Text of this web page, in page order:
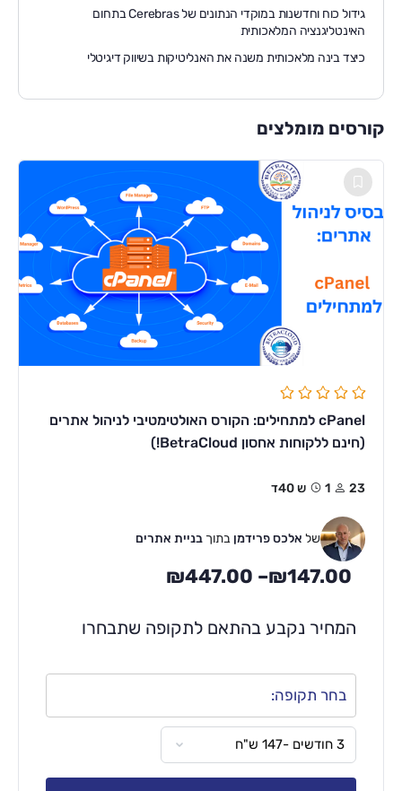
גידול כוח וחדשנות במוקדי הנתונים של Cerebras בתחום
האינטליגנציה המלאכותית
כיצד בינה מלאכותית משנה את האנליטיקות בשיווק דיגיטלי
קורסים מומלצים
cPanel למתחילים: הקורס האולטימטיבי לניהול אתרים
(חינם ללקוחות אחסון BetraCloud!)
23 1ש 40ד
של אלכס פרידמן בתוך בניית אתרים
₪147.00
–
₪447.00
המחיר נקבע בהתאם לתקופה שתבחרו
בחר תקופה: